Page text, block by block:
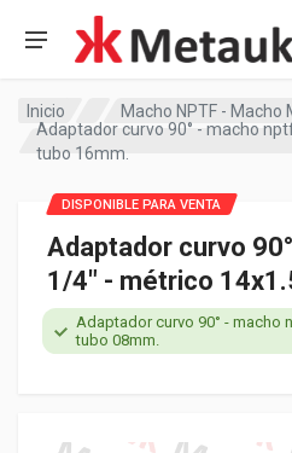
Inicio
Macho NPTF - Macho
Adaptador curvo 90° - macho
tubo 16mm.
Adaptador curvo
1/4" - métrico
Adaptador curvo 90° - macho
tubo 08mm.
DISPONIBLE PARA VENTA